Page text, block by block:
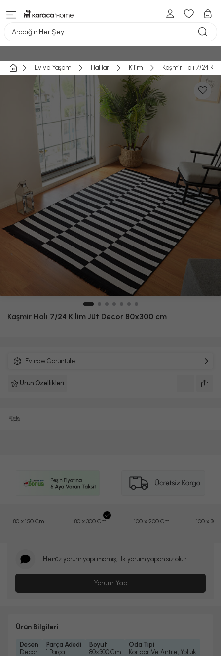
Aradığın Her Şey
Ev ve Yaşam Halılar Kilim Kaşmir Halı 7/24
Kaşmir Halı 7/24 Kilim Jüt Decor 80x300 cm
Evinde Görüntüle
Ürün Özellikleri
80 x 150 Cm 80 x 300 Cm 100 x 200 Cm 100 x
Henüz yorum yapılmamış, ilk yorum yapan siz olun!
Yorum Yap
Ürün Bilgileri
Desen
Decor
Parça Adedi
1 Parça
Boyut
80x300 Cm
Oda Tipi
Koridor Ve Antre, Yolluk